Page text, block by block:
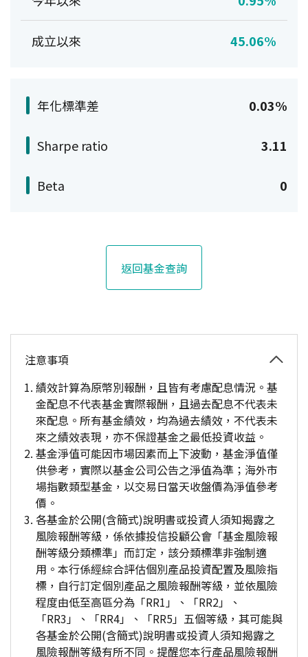
成立以來 45.06%
年化標準差 0.03%
Sharpe ratio 3.11
Beta 0
返回基金查詢
注意事項
績效計算為原幣別報酬，且皆有考慮配息情況。基
金配息不代表基金實際報酬，且過去配息不代表未
來配息。所有基金績效，均為過去績效，不代表未
來之績效表現，亦不保證基金之最低投資收益。
基金淨值可能因市場因素而上下波動，基金淨值僅
供參考，實際以基金公司公告之淨值為準；海外市
場指數類型基金，以交易日當天收盤價為淨值參考
價。
各基金於公開(含簡式)說明書或投資人須知揭露之
風險報酬等級，係依據投信投顧公會「基金風險報
酬等級分類標準」而訂定，該分類標準非強制適
用。本行係經綜合評估個別產品投資配置及風險指
標，自行訂定個別產品之風險報酬等級，並依風險
程度由低至高區分為「RR1」、「RR2」、
「RR3」、「RR4」、「RR5」五個等級，其可能與
各基金於公開(含簡式)說明書或投資人須知揭露之
風險報酬等級有所不同。提醒您本行產品風險報酬